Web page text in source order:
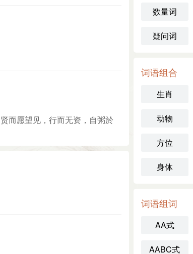
而愿望见，行而无资，自粥於
数量词
疑问词
词语组合
生肖
动物
方位
身体
词语组词
AA式
AABC式